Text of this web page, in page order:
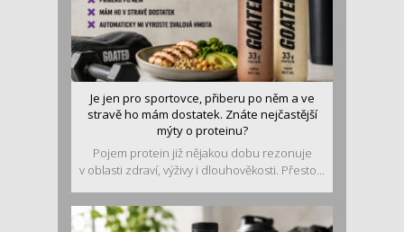
Je jen pro sportovce, přiberu po něm a ve
stravě ho mám dostatek. Znáte nejčastější
mýty o proteinu?
Pojem protein již nějakou dobu rezonuje
v oblasti zdraví, výživy i dlouhověkosti. Přesto...